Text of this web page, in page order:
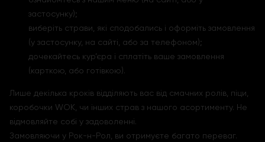
застосунку);
виберіть страви, які сподобались і оформіть замовлення
(у застосунку, на сайті, або за телефоном);
дочекайтесь кур’єра і сплатіть ваше замовлення
(карткою, або готівкою).
Лише декілька кроків відділяють вас від смачних ролів, піци,
коробочки WOK, чи інших страв з нашого асортименту. Не
відмовляйте собі у задоволенні.
Замовляючи у Рок-н-Рол, ви отримуєте багато переваг.